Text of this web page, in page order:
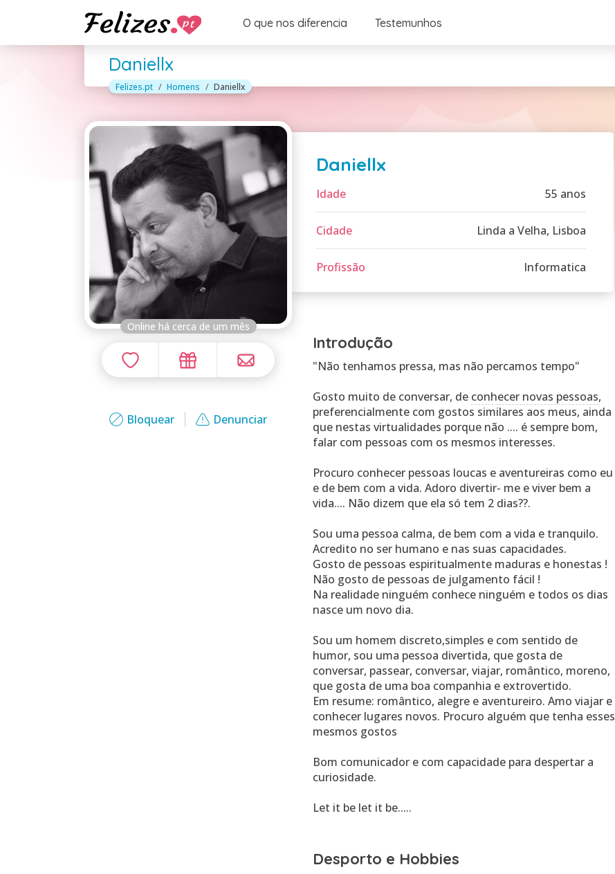
O que nos diferencia Testemunhos
Daniellx
Felizes.pt Homens Daniellx
Online há cerca de um mês
Bloquear Denunciar
Daniellx
Idade 55 anos
Cidade Linda a Velha, Lisboa
Profissão Informatica
Introdução
"Não tenhamos pressa, mas não percamos tempo"
Gosto muito de conversar, de conhecer novas pessoas,
preferencialmente com gostos similares aos meus, ainda
que nestas virtualidades porque não .... é sempre bom,
falar com pessoas com os mesmos interesses.
Procuro conhecer pessoas loucas e aventureiras como eu
e de bem com a vida. Adoro divertir- me e viver bem a
vida.... Não dizem que ela só tem 2 dias??.
Sou uma pessoa calma, de bem com a vida e tranquilo.
Acredito no ser humano e nas suas capacidades.
Gosto de pessoas espiritualmente maduras e honestas !
Não gosto de pessoas de julgamento fácil !
Na realidade ninguém conhece ninguém e todos os dias
nasce um novo dia.
Sou um homem discreto,simples e com sentido de
humor, sou uma pessoa divertida, que gosta de
conversar, passear, conversar, viajar, romântico, moreno,
que gosta de uma boa companhia e extrovertido.
Em resume: romântico, alegre e aventureiro. Amo viajar e
conhecer lugares novos. Procuro alguém que tenha esses
mesmos gostos
Bom comunicador e com capacidade para despertar a
curiosidade.
Desporto e Hobbies